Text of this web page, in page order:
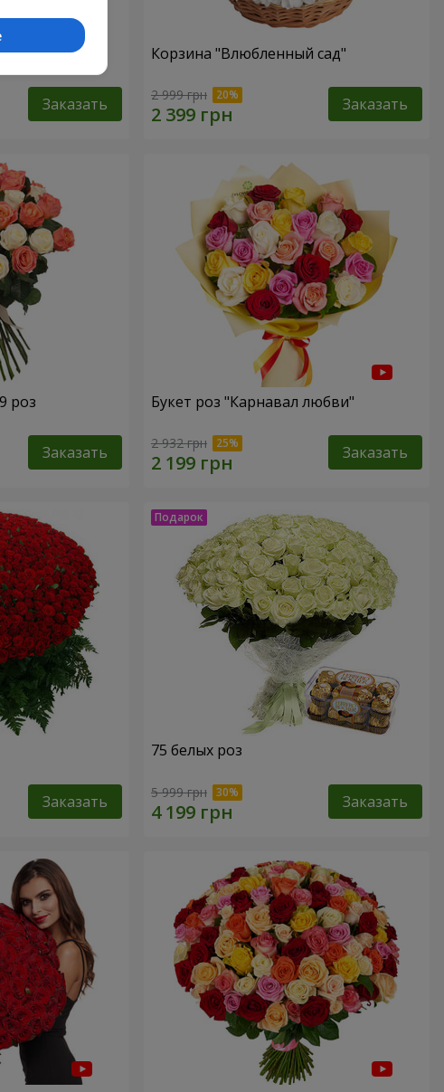
Заказать
Корзина "Влюбленный сад"
2 999 грн Заказать
роз
Заказать
Букет роз "Карнавал любви"
2 932 грн Заказать
Заказать
75 белых роз
5 999 грн Заказать